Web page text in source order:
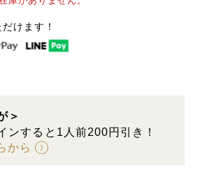
けます！
＞
ンすると1人前200円引き！
から